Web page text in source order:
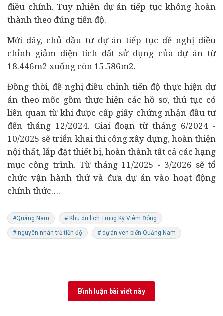
điều chỉnh. Tuy nhiên dự án tiếp tục không hoàn
thành theo đúng tiến độ.
Mới đây, chủ đầu tư dự án tiếp tục đề nghị điều
chỉnh giảm diện tích đất sử dụng của dự án từ
18.446m2 xuống còn 15.586m2.
Đồng thời, đề nghị điều chỉnh tiến độ thực hiện dự
án theo mốc gồm thực hiện các hồ sơ, thủ tục có
liên quan từ khi được cấp giấy chứng nhận đầu tư
đến tháng 12/2024. Giai đoạn từ tháng 6/2024 -
10/2025 sẽ triển khai thi công xây dựng, hoàn thiện
nội thất, lắp đặt thiết bị, hoàn thành tất cả các hạng
mục công trình. Từ tháng 11/2025 - 3/2026 sẽ tổ
chức vận hành thử và đưa dự án vào hoạt động
chính thức….
#Quảng Nam # Khu du lịch Trung Kỳ Viêm Đông
# nguyên nhân trễ tiến độ # dự án ven biển Quảng Nam
Bình luận bài viết này